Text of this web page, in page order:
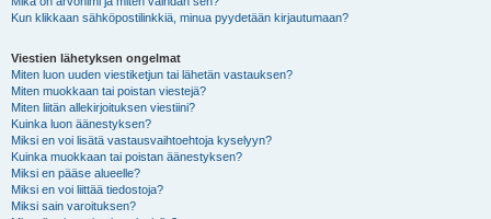
Kun klikkaan sähköpostilinkkiä, minua pyydetään kirjautumaan?
Viestien lähetyksen ongelmat
Miten luon uuden viestiketjun tai lähetän vastauksen?
Miten muokkaan tai poistan viestejä?
Miten liitän allekirjoituksen viestiini?
Kuinka luon äänestyksen?
Miksi en voi lisätä vastausvaihtoehtoja kyselyyn?
Kuinka muokkaan tai poistan äänestyksen?
Miksi en pääse alueelle?
Miksi en voi liittää tiedostoja?
Miksi sain varoituksen?